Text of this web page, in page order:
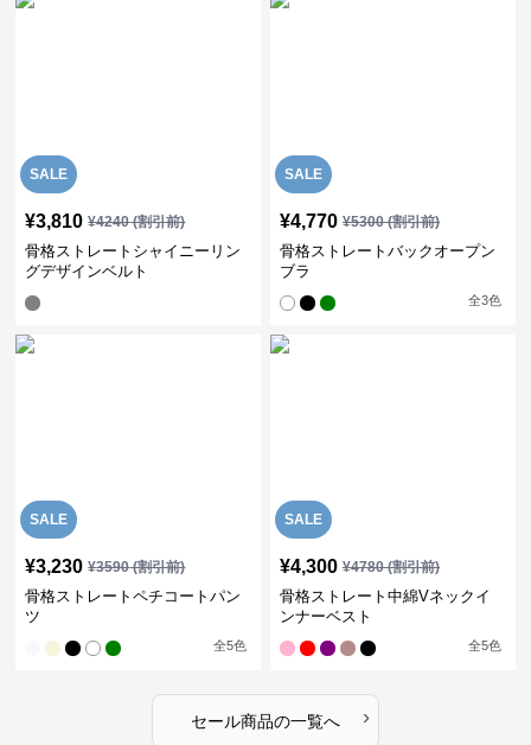
SALE
¥3,810 ¥4240(割引前)
骨格ストレートシャイニーリン
グデザインベルト
SALE
¥4,770 ¥5300(割引前)
骨格ストレートバックオープン
ブラ
全3色
SALE
¥3,230 ¥3590(割引前)
骨格ストレートペチコートパン
ツ
全5色
SALE
¥4,300 ¥4780(割引前)
骨格ストレート中綿Vネックイ
ンナーベスト
全5色
セール商品の一覧へ ›